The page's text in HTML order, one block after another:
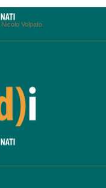
Nicolo Volpato